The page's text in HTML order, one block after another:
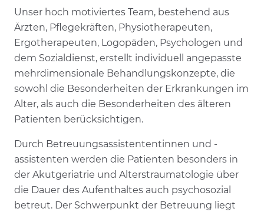
Unser hoch motiviertes Team, bestehend aus
Ärzten, Pflegekräften, Physiotherapeuten,
Ergotherapeuten, Logopäden, Psychologen und
dem Sozialdienst, erstellt individuell angepasste
mehrdimensionale Behandlungskonzepte, die
sowohl die Besonderheiten der Erkrankungen im
Alter, als auch die Besonderheiten des älteren
Patienten berücksichtigen.
Durch Betreuungsassistententinnen und -
assistenten werden die Patienten besonders in
der Akutgeriatrie und Alterstraumatologie über
die Dauer des Aufenthaltes auch psychosozial
betreut. Der Schwerpunkt der Betreuung liegt